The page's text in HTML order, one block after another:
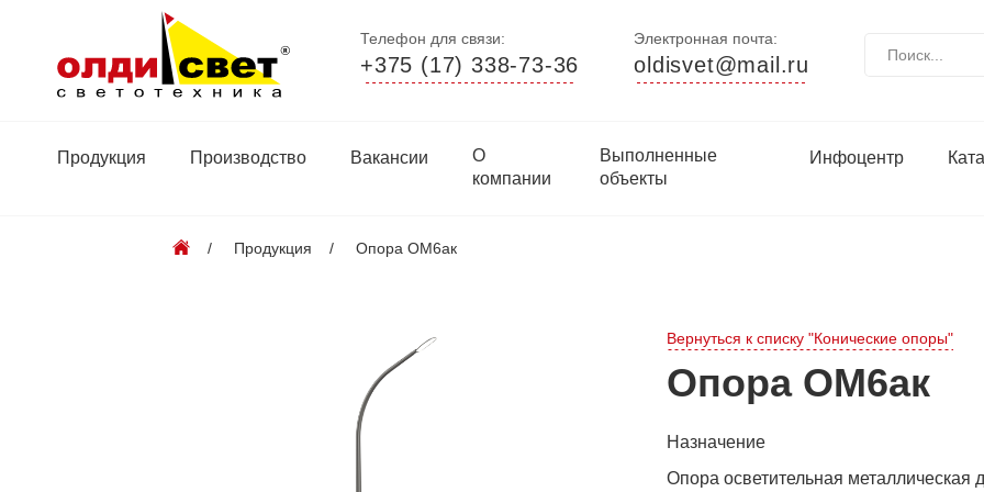
Телефон для связи:
+375 (17) 338-73-36
Электронная почта:
oldisvet@mail.ru
Продукция Производство Вакансии
О
компании
Выполненные
объекты
Инфоцентр
Продукция Опора ОМ6ак
Вернуться к списку "Конические опоры"
Опора ОМ6ак
Назначение
Опора осветительная металлическая